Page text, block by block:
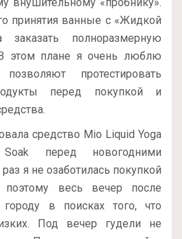
принятия ванные с «Жидкой
полноразмерную
этом плане я очень люблю
протестировать
перед покупкой и
средство Mio Liquid Yoga
перед новогодними
я не озаботилась покупкой
поэтому весь вечер после
в поисках того, что
Под вечер гудели не